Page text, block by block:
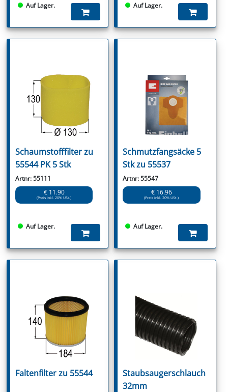
Auf Lager. Auf Lager.
Schaumstofffilter zu
55544 PK 5 Stk
Artnr: 55111
€ 11.90
(Preis inkl. 20% USt.)
Auf Lager.
Schmutzfangsäcke 5
Stk zu 55537
Artnr: 55547
€ 16.96
(Preis inkl. 20% USt.)
Auf Lager.
Faltenfilter zu 55544
Staubsaugerschlauch
32mm